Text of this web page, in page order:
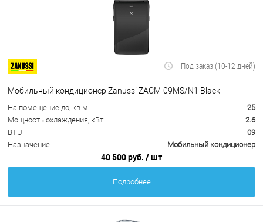
Под заказ (10-12 дней)
Мобильный кондиционер Zanussi ZACM-09MS/N1 Black
На помещение до, кв.м
25
Мощность охлаждения, кВт:
2.6
BTU
09
Назначение
Мобильный кондиционер
40 500 руб. / шт
Подробнее